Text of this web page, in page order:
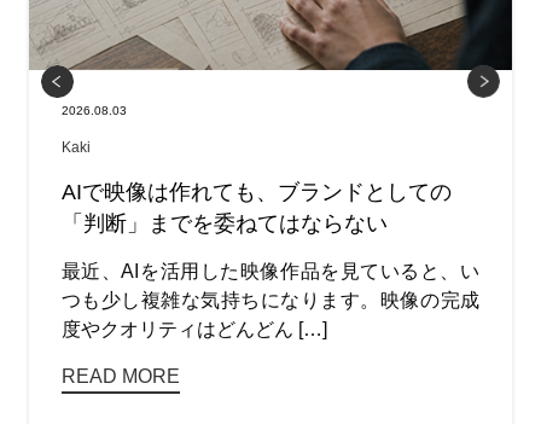
2026.08.03
Kaki
AIで映像は作れても、ブランドとしての
「判断」までを委ねてはならない
最近、AIを活用した映像作品を見ていると、い
つも少し複雑な気持ちになります。映像の完成
度やクオリティはどんどん […]
READ MORE